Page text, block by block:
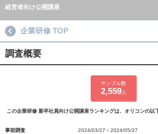
経営者向け公開講座
企業研修 TOP
調査概要
サンプル数
2,559人
この企業研修 新卒社員向け公開講座ランキングは、オリコンの以
事前調査
2024/03/27～2024/05/27